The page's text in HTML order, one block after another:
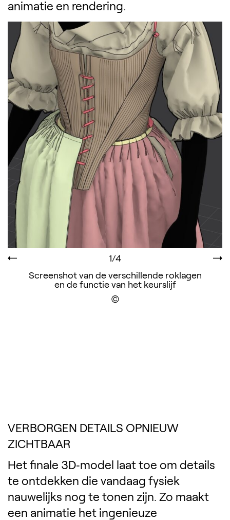
animatie en rendering.
Screenshot van de verschillende roklagen
en de functie van het keurslijf
1/4
VERBORGEN DETAILS OPNIEUW
ZICHTBAAR
Het finale 3D‑model laat toe om details
te ontdekken die vandaag fysiek
nauwelijks nog te tonen zijn. Zo maakt
een animatie het ingenieuze